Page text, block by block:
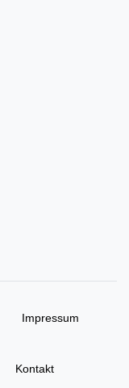
Impressum
Kontakt